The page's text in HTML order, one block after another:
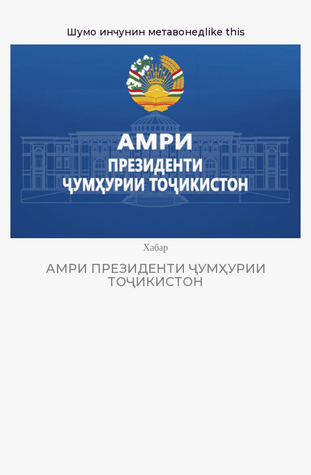
Шумо инчунин метавонедlike this
Хабар
АМРИ ПРЕЗИДЕНТИ ҶУМҲУРИИ
ТОҶИКИСТОН